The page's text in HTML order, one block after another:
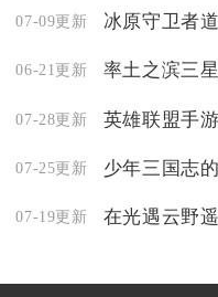
07-09更新
06-21更新
07-28更新 英雄联盟手
07-25更新
07-19更新 在光遇云野